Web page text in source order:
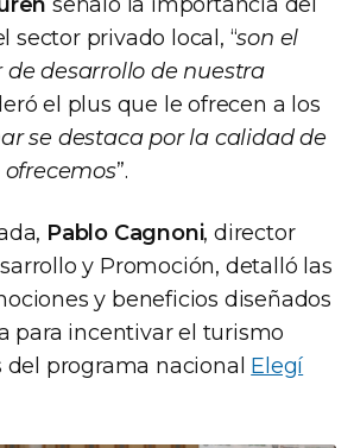
sector privado local, “son el
desarrollo de nuestra
el plus que le ofrecen a los
se destaca por la calidad de
ofrecemos”.
Pablo Cagnoni, director
y Promoción, detalló las
y beneficios diseñados
para incentivar el turismo
programa nacional Elegí